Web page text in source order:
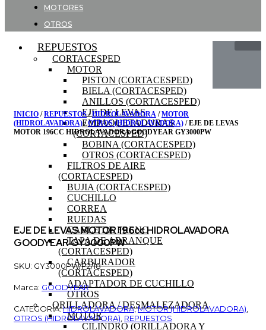
MOTORES
OTROS
REPUESTOS
CORTACESPED
MOTOR
PISTON (CORTACESPED)
BIELA (CORTACESPED)
ANILLOS (CORTACESPED)
EJE DE LEVAS
EMPAQUETADURAS
(CORTACESPED)
BOBINA (CORTACESPED)
OTROS (CORTACESPED)
FILTROS DE AIRE
(CORTACESPED)
BUJIA (CORTACESPED)
CUCHILLO
CORREA
RUEDAS
CABLE DE FRENO
TAPA DE ARRANQUE
(CORTACESPED)
CARBURADOR
(CORTACESPED)
ADAPTADOR DE CUCHILLO
OTROS
ORILLADORA / DESMALEZADORA
MOTOR
CILINDRO (ORILLADORA Y
INICIO /REPUESTOS/HIDROLAVADORA /MOTOR
(HIDROLAVADORA)/OTROS (HIDROLAVADORA) / EJE DE LEVAS
MOTOR 196CC HIDROLAVADORA GOODYEAR GY3000PW
EJE DE LEVAS MOTOR 196cc HIDROLAVADORA
GOODYEAR GY3000PW
SKU: GY3000PW/P2/18
Marca: GOODYEAR
CATEGORÍA:HIDROLAVADORA,MOTOR (HIDROLAVADORA)
OTROS (HIDROLAVADORA) REPUESTOS